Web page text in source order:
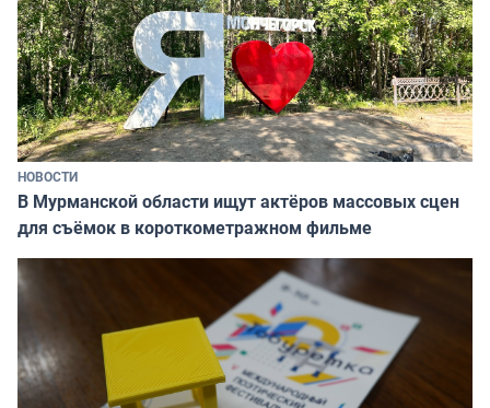
НОВОСТИ
В Мурманской области ищут актёров массовых сцен
для съёмок в короткометражном фильме